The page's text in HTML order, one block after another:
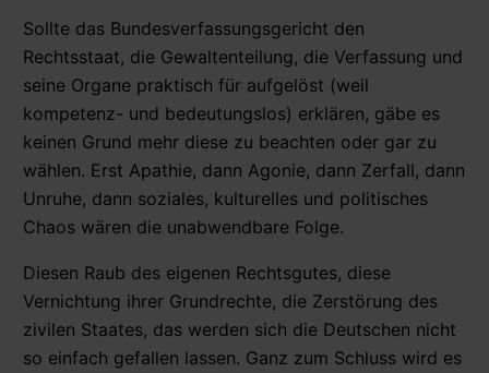
Sollte das Bundesverfassungsgericht den
Rechtsstaat, die Gewaltenteilung, die Verfassung und
seine Organe praktisch für aufgelöst (weil
kompetenz- und bedeutungslos) erklären, gäbe es
keinen Grund mehr diese zu beachten oder gar zu
wählen. Erst Apathie, dann Agonie, dann Zerfall, dann
Unruhe, dann soziales, kulturelles und politisches
Chaos wären die unabwendbare Folge.
Diesen Raub des eigenen Rechtsgutes, diese
Vernichtung ihrer Grundrechte, die Zerstörung des
zivilen Staates, das werden sich die Deutschen nicht
so einfach gefallen lassen. Ganz zum Schluss wird es